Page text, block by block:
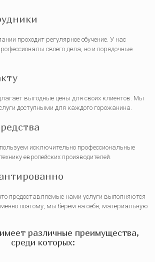
проходит регулярное обучение. У нас
своего дела, но и порядочные
выгодные цены для своих клиентов. Мы
доступными для каждого горожанина.
исключительно профессиональные
европейских производителей.
предоставляемые нами услуги выполняются
поэтому, мы берем на себя, материальную
различные преимущества,
среди которых: